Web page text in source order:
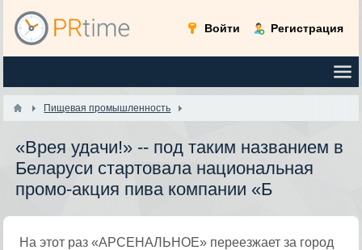
Войти Регистрация
Пищевая промышленность
«Врея удачи!» -- под таким названием в
Беларуси стартовала национальная
промо-акция пива компании «Б
На этот раз «АРСЕНАЛЬНОЕ» переезжает за город